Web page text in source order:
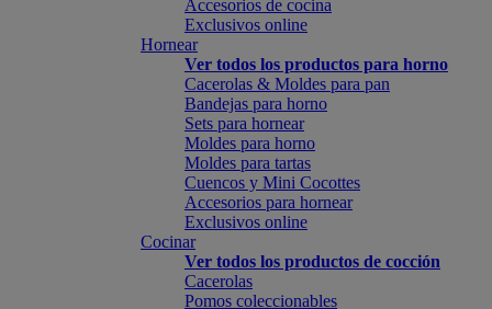
Accesorios de cocina
Exclusivos online
Hornear
Ver todos los productos para horno
Cacerolas & Moldes para pan
Bandejas para horno
Sets para hornear
Moldes para horno
Moldes para tartas
Cuencos y Mini Cocottes
Accesorios para hornear
Exclusivos online
Cocinar
Ver todos los productos de cocción
Cacerolas
Pomos coleccionables